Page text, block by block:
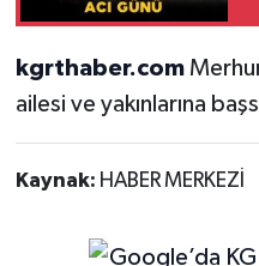
kgrthaber.com
ailesi ve yakınlarına
Kaynak: HABER MERKEZİ